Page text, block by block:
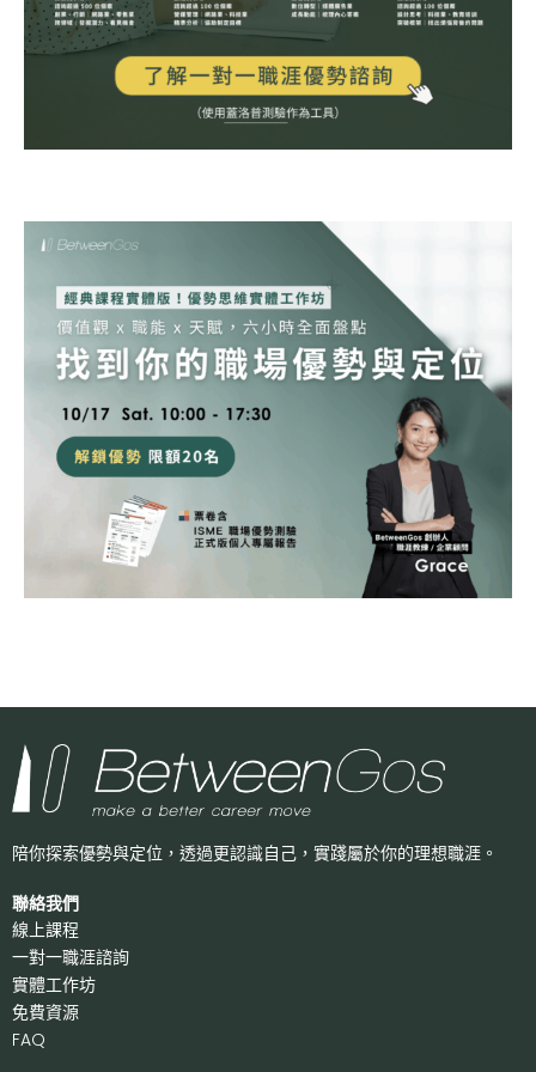
陪你探索優勢與定位，透過更認識自己， 實踐屬於你的理想職涯。
聯絡我們
線上課程
一對一職涯諮詢
實體工作坊
免費資源
FAQ